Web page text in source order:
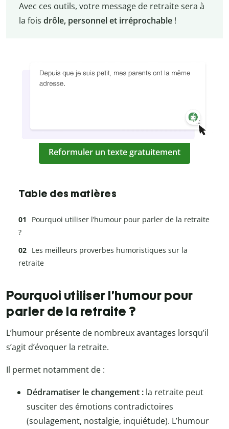
Avec ces outils, votre message de retraite sera à
la fois drôle, personnel et irréprochable!
Reformuler un texte gratuitement
Table des matières
Pourquoi utiliser l’humour pour parler de la retraite
?
Les meilleurs proverbes humoristiques sur la
retraite
Pourquoi utiliser l’humour pour
parler de la retraite ?
L’humour présente de nombreux avantages lorsqu’il
s’agit d’évoquer la retraite.
Il permet notamment de :
Dédramatiser le changement : la retraite peut
susciter des émotions contradictoires
(soulagement, nostalgie, inquiétude). L’humour